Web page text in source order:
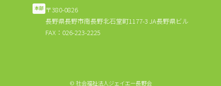
本部 〒380-0826
長野県長野市南長野北石堂町1177-3 JA長野県ビル
FAX：026-223-2225
© 社会福祉法人ジェイエー長野会